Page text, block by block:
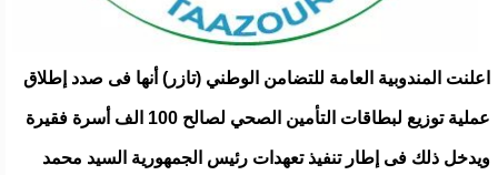
اعلنت المندوبية العامة للتضامن الوطني (تازر) أنها فى صدد إطلاق
عملية توزيع لبطاقات التأمين الصحي لصالح 100 الف أسرة فقيرة
ويدخل ذلك فى إطار تنفيذ تعهدات رئيس الجمهورية السيد محمد